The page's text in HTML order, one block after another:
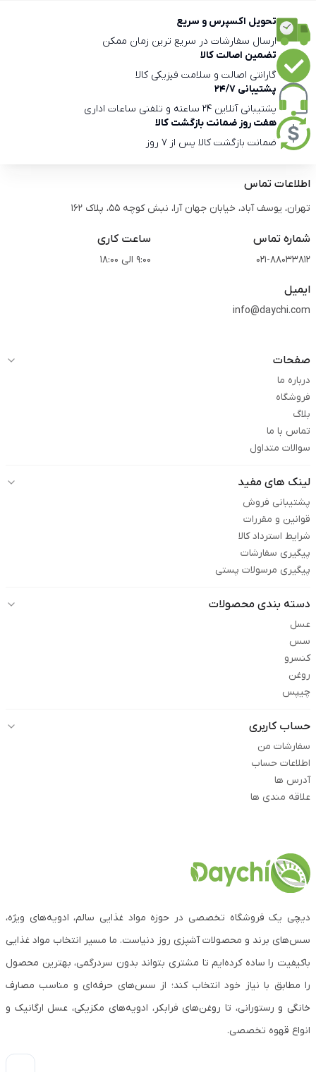
تحویل اکسپرس و سریع
ارسال سفارشات در سریع ترین زمان ممکن
تضمین اصالت کالا
گارانتی اصالت و سلامت فیزیکی کالا
پشتیبانی 24/7
پشتیبانی آنلاین 24 ساعته و تلفنی ساعات اداری
هفت روز ضمانت بازگشت کالا
ضمانت بازگشت کالا پس از 7 روز
اطلاعات تماس
تهران، یوسف آباد، خیابان جهان آرا، نبش کوچه 55، پلاک 162
شماره تماس
021-88033812
ساعت کاری
9:00 الی 18:00
ایمیل
info@daychi.com
صفحات
درباره ما
فروشگاه
بلاگ
تماس با ما
سوالات متداول
لینک های مفید
پشتیبانی فروش
قوانین و مقررات
شرایط استرداد کالا
پیگیری سفارشات
پیگیری مرسولات پستی
دسته بندی محصولات
عسل
سس
کنسرو
روغن
چیپس
حساب کاربری
سفارشات من
اطلاعات حساب
آدرس ها
علاقه مندی ها
دیچی یک فروشگاه تخصصی در حوزه مواد غذایی سالم، ادویه‌های ویژه،
سس‌های برند و محصولات آشپزی روز دنیاست. ما مسیر انتخاب مواد غذایی
باکیفیت را ساده کرده‌ایم تا مشتری بتواند بدون سردرگمی، بهترین محصول
را مطابق با نیاز خود انتخاب کند؛ از سس‌های حرفه‌ای و مناسب مصارف
خانگی و رستورانی، تا روغن‌های فرابکر، ادویه‌های مکزیکی، عسل ارگانیک و
انواع قهوه تخصصی.